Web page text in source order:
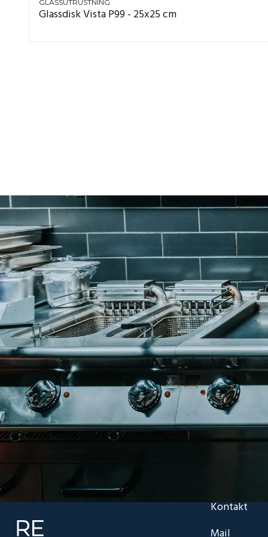
GLASSUTRUSTNING
Glassdisk Vista P99 - 25x25 cm
Kontakt